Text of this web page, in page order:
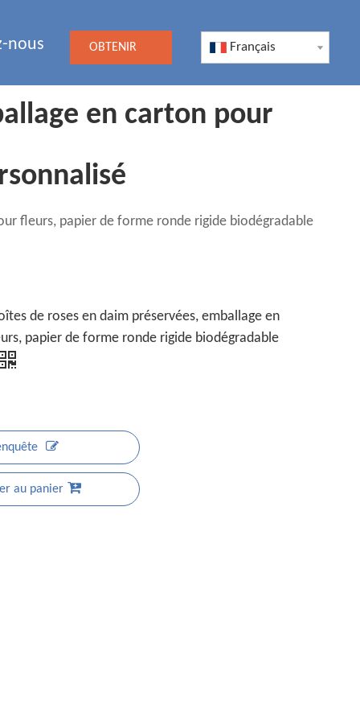
nous OBTENIR Français
en carton pour
fleurs, papier de forme ronde rigide biodégradable
de roses en daim préservées, emballage en
papier de forme ronde rigide biodégradable
au panier